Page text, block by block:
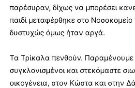
παρέσυραν, δίχως να μπορέσει
παιδί μεταφέρθηκε στο
δυστυχώς όμως ήταν αργά.
Τα Τρίκαλα πενθούν. Παραμένουμε
συγκλονισμένοι και στεκόμαστε
οικογένεια, στον Κώστα και στην